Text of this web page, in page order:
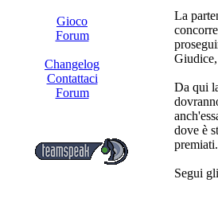
Gioco
Forum
Changelog
Contattaci
Forum
La
Da qui
dove è
Segui